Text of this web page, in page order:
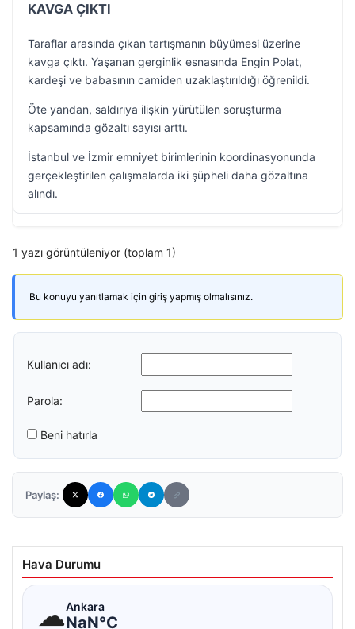
KAVGA ÇIKTI
Taraflar arasında çıkan tartışmanın büyümesi üzerine
kavga çıktı. Yaşanan gerginlik esnasında Engin Polat,
kardeşi ve babasının camiden uzaklaştırıldığı öğrenildi.
Öte yandan, saldırıya ilişkin yürütülen soruşturma
kapsamında gözaltı sayısı arttı.
İstanbul ve İzmir emniyet birimlerinin koordinasyonunda
gerçekleştirilen çalışmalarda iki şüpheli daha gözaltına
alındı.
1 yazı görüntüleniyor (toplam 1)
Bu konuyu yanıtlamak için giriş yapmış olmalısınız.
Kullanıcı adı:
Parola:
Beni hatırla
Paylaş:
Hava Durumu
☁Ankara
NaN°C